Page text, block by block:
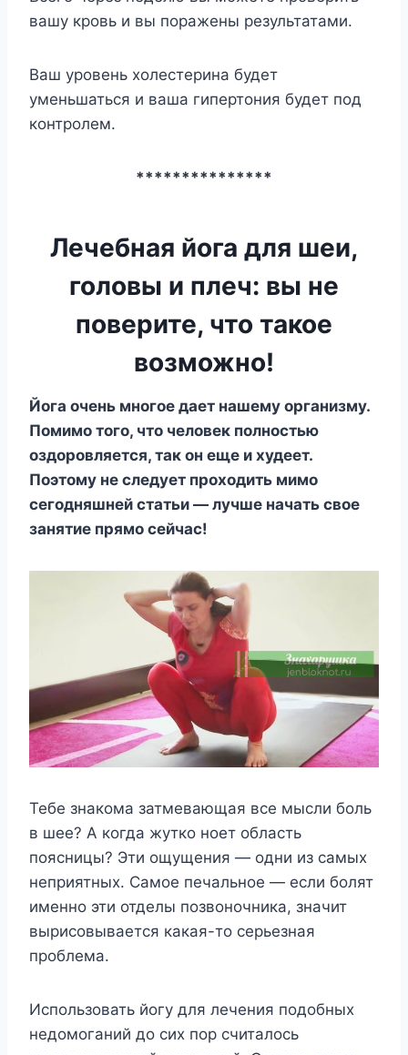
вашу кровь и вы поражены результатами.
Ваш уровень холестерина будет
уменьшаться и ваша гипертония будет под
контролем.
***************
Лечебная йога для шеи,
головы и плеч: вы не
поверите, что такое
возможно!
Йога очень многое дает нашему организму.
Помимо того, что человек полностью
оздоровляется, так он еще и худеет.
Поэтому не следует проходить мимо
сегодняшней статьи — лучше начать свое
занятие прямо сейчас!
Тебе знакома затмевающая все мысли боль
в шее? А когда жутко ноет область
поясницы? Эти ощущения — одни из самых
неприятных. Самое печальное — если болят
именно эти отделы позвоночника, значит
вырисовывается какая-то серьезная
проблема.
Использовать йогу для лечения подобных
недомоганий до сих пор считалось